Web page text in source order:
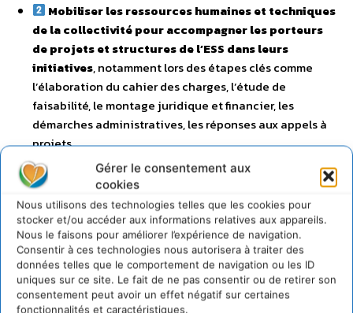
Gérer le consentement aux
cookies
Nous utilisons des technologies telles que les cookies pour
stocker et/ou accéder aux informations relatives aux appareils.
Nous le faisons pour améliorer l’expérience de navigation.
Consentir à ces technologies nous autorisera à traiter des
données telles que le comportement de navigation ou les ID
uniques sur ce site. Le fait de ne pas consentir ou de retirer son
consentement peut avoir un effet négatif sur certaines
fonctionnalités et caractéristiques.
Mobiliser les ressources humaines et techniques
de la collectivité pour accompagner les porteurs
de projets et structures de l’ESS dans leurs
initiatives, notamment lors des étapes clés comme
l’élaboration du cahier des charges, l’étude de
faisabilité, le montage juridique et financier, les
démarches administratives, les réponses aux appels à
projets…
Créer un guichet unique d’information à
destination des porteurs de projets et structures
de l’ESSet contribuer à rendre lisible l’écosystème des
acteurs de l’accompagnement et du financement
présents sur le territoire
Créer ou appuyer la création de dispositifs
spécifiques d’accompagnement, tels que des